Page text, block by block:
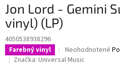
Jon Lord - Gemini
vinyl) (LP)
4050538938296
Farebný vinyl
Priemerné
hodnotenie
Neohodnotené
Značka: Universal Music